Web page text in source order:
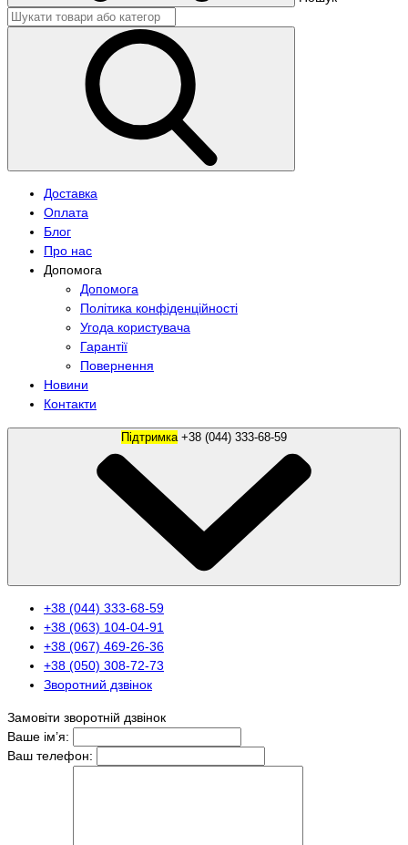
Доставка
Оплата
Блог
Про нас
Допомога
Допомога
Політика конфіденційності
Угода користувача
Гарантії
Повернення
Новини
Контакти
Підтримка
+38 (044) 333-68-59
+38 (063) 104-04-91
+38 (067) 469-26-36
+38 (050) 308-72-73
Зворотний дзвінок
Замовіти зворотній дзвінок
Ваше ім’я:
Ваш телефон: